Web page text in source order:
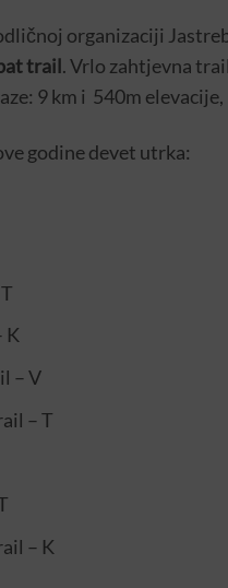
organizaciji
trail. Vrlo zahtjevna
9 km i 540m
godine devet utrka:
K
– V
– T
– K